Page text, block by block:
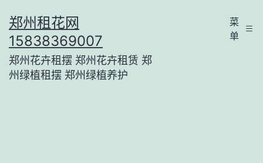
至
内
容
郑州租花网
15838369007
郑州花卉租摆 郑州花卉租赁 郑
州绿植租摆 郑州绿植养护
菜
单